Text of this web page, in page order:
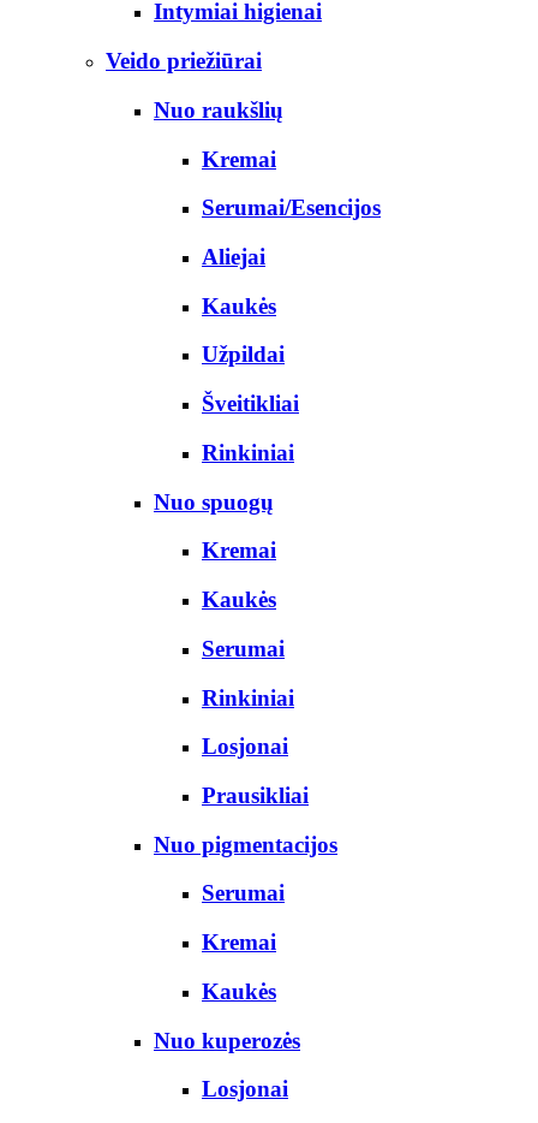
Intymiai higienai
Veido priežiūrai
Nuo raukšlių
Kremai
Serumai/Esencijos
Aliejai
Kaukės
Užpildai
Šveitikliai
Rinkiniai
Nuo spuogų
Kremai
Kaukės
Serumai
Rinkiniai
Losjonai
Prausikliai
Nuo pigmentacijos
Serumai
Kremai
Kaukės
Nuo kuperozės
Losjonai